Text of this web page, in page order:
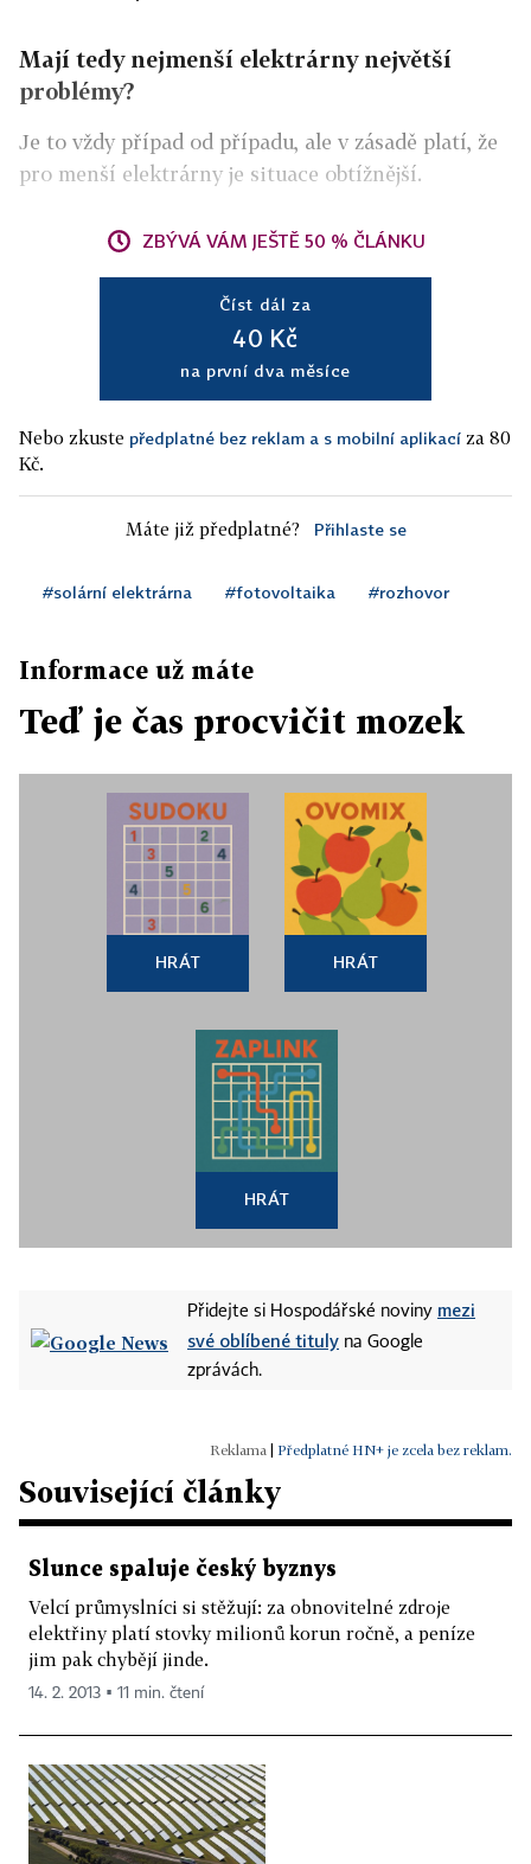
Mají tedy nejmenší elektrárny největší
problémy?
Je to vždy případ od případu, ale v zásadě platí, že
pro menší elektrárny je situace obtížnější.
ZBÝVÁ VÁM JEŠTĚ 50 % ČLÁNKU
Číst dál za
40 Kč
na první dva měsíce
Nebo zkuste předplatné bez reklam a s mobilní aplikací za 80
Kč.
Máte již předplatné? Přihlaste se
#solární elektrárna #fotovoltaika #rozhovor
Informace už máte
Teď je čas procvičit mozek
HRÁT HRÁT
HRÁT
Přidejte si Hospodářské noviny mezi
své oblíbené tituly na Google
zprávách.
Předplatné HN+ je zcela bez reklam.
Související články
Slunce spaluje český byznys
Velcí průmyslníci si stěžují: za obnovitelné zdroje
elektřiny platí stovky milionů korun ročně, a peníze
jim pak chybějí jinde.
14. 2. 2013 ▪ 11 min. čtení